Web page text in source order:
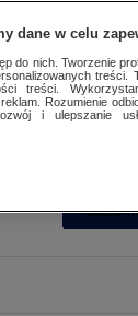
dane w celu
do nich. Tworzenie
treści.
treści.
Rozumienie
i ulepszanie